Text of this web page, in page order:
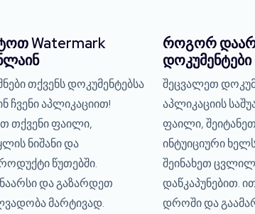
Watermark
თქვენს დოკუმენტებსა
ჩვენი აპლიკაციით!
თქვენი ფაილი,
ნიშანი და
წუთებში.
და გაზარდეთ
მარტივად.
როგორ
შეცვალეთ
აპლიკაციის
ფაილი,
ინტუიციური
შეინახეთ
დაწკაპუნებით.
დროში და